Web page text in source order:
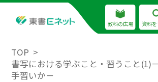
教科の広場 資料
TOP
書写における学ぶこと・習うこと(1)
手習いか－